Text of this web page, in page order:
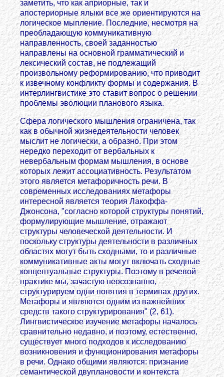
заметить, что как априорные, так и
апостериорные ялыки все же ориентируются на
логическое мыпление. Последние, несмотря на
преобладающую коммуникативную
направленность, своей заданностью
направлены на основной грамматический и
лексический состав, не подлежащий
произвольному реформированию, что приводит
к извечному конфликту формы и содержания. В
интерлингвистике это ставит вопрос о решении
проблемы эволюции планового языка.
Сфера логического мышления ограничена, так
как в обычной жизнедеятельности человек
мыслит не логически, а образно. При этом
нередко переходит от вербальных к
невербальным формам мышления, в основе
которых лежит ассоциативность. Результатом
этого является метафоричность речи. В
современных исследованиях метафоры
интересной является теория Лакоффа-
Джонсона, "согласно которой структуры понятий,
формулирующие мышление, отражают
структуры человеческой деятельности. И
поскольку структуры деятельности в различных
областях могут быть сходными, то и различные
коммуникативные акты могут включать сходные
концептуальные структуры. Поэтому в речевой
практике мы, зачастую неосознанно,
структурируем одни понятия в терминах других.
Метафоры и являются одним из важнейших
средств такого структурирования" (2, 61).
Лингвистическое изучение метафоры началось
сравнительно недавно, и поэтому, естественно,
существует много подходов к исследованию
возникновения и функционирования метафоры
в речи. Однако общими являются: признание
семантической двуплановости и контекста